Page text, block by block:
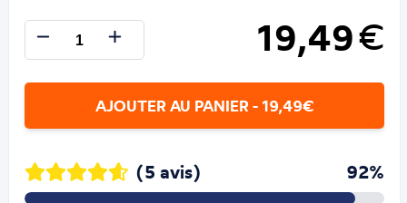
19,49€
AJOUTER AU PANIER - 19,49€
(5 avis) 92%